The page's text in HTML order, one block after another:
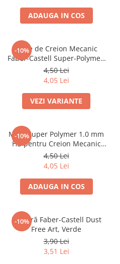
Dosare Plastic
Mape
Penare
Penare cu doua compartimente
Penare cu trei compartimente
Penare cu un compartiment
Penare echipate
Pictură și desen
Accesorii pentru pictură
Creioane grafit și cărbune
Culori acrilice
Pensule
Plastilină
Tempera și Guașe
Tăiere și lipire
ADAUGA IN COS
-10%
Mine de Creion Mecanic
Faber-Castell Super-Polymer,
0,5 mm, HB/B, 12 Bucăți
4,50 Lei
4,05 Lei
VEZI VARIANTE
-10%
Mine Super Polymer 1.0 mm
HB pentru Creion Mecanic
Faber-Castell
4,50 Lei
4,05 Lei
ADAUGA IN COS
-10%
Radieră Faber-Castell Dust
Free Art, Verde
3,90 Lei
3,51 Lei